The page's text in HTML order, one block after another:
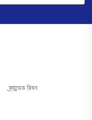
ব্র্যান্ডেড রিবন